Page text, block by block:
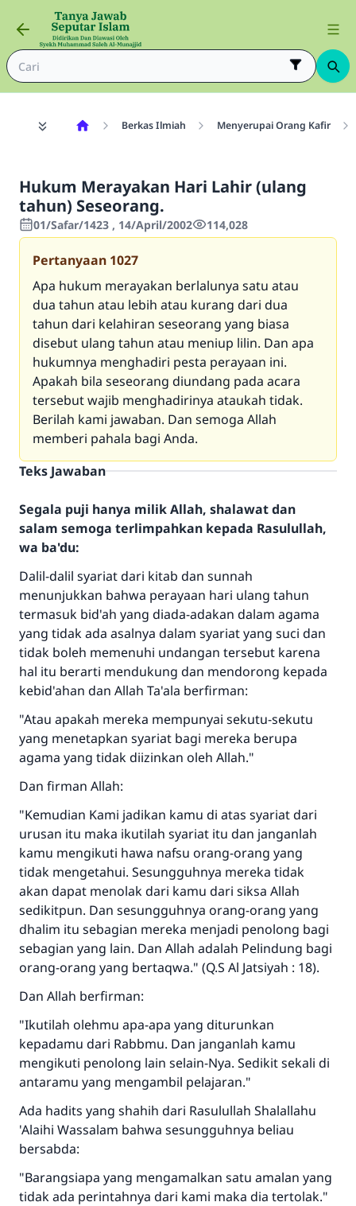
Berkas Ilmiah Menyerupai Orang Kafir
Hukum Merayakan Hari Lahir (ulang
tahun) Seseorang.
01/Safar/1423 , 14/April/2002 114,028
Pertanyaan 1027
Apa hukum merayakan berlalunya satu atau
dua tahun atau lebih atau kurang dari dua
tahun dari kelahiran seseorang yang biasa
disebut ulang tahun atau meniup lilin. Dan apa
hukumnya menghadiri pesta perayaan ini.
Apakah bila seseorang diundang pada acara
tersebut wajib menghadirinya ataukah tidak.
Berilah kami jawaban. Dan semoga Allah
memberi pahala bagi Anda.
Teks Jawaban
Segala puji hanya milik Allah, shalawat dan
salam semoga terlimpahkan kepada Rasulullah,
wa ba'du:
Dalil-dalil syariat dari kitab dan sunnah
menunjukkan bahwa perayaan hari ulang tahun
termasuk bid'ah yang diada-adakan dalam agama
yang tidak ada asalnya dalam syariat yang suci dan
tidak boleh memenuhi undangan tersebut karena
hal itu berarti mendukung dan mendorong kepada
kebid'ahan dan Allah Ta'ala berfirman:
"Atau apakah mereka mempunyai sekutu-sekutu
yang menetapkan syariat bagi mereka berupa
agama yang tidak diizinkan oleh Allah."
Dan firman Allah:
"Kemudian Kami jadikan kamu di atas syariat dari
urusan itu maka ikutilah syariat itu dan janganlah
kamu mengikuti hawa nafsu orang-orang yang
tidak mengetahui. Sesungguhnya mereka tidak
akan dapat menolak dari kamu dari siksa Allah
sedikitpun. Dan sesungguhnya orang-orang yang
dhalim itu sebagian mereka menjadi penolong bagi
sebagian yang lain. Dan Allah adalah Pelindung bagi
orang-orang yang bertaqwa." (Q.S Al Jatsiyah : 18).
Dan Allah berfirman:
"Ikutilah olehmu apa-apa yang diturunkan
kepadamu dari Rabbmu. Dan janganlah kamu
mengikuti penolong lain selain-Nya. Sedikit sekali di
antaramu yang mengambil pelajaran."
Ada hadits yang shahih dari Rasulullah Shalallahu
'Alaihi Wassalam bahwa sesungguhnya beliau
bersabda:
"Barangsiapa yang mengamalkan satu amalan yang
tidak ada perintahnya dari kami maka dia tertolak."
Jawaban no. 110845
menyelamatkan pernikahan.
Bantu kami dalam memberikan jawaban untuk umat